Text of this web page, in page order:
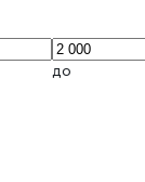
до